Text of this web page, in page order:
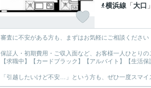
横浜線 「大口
審査に不安がある方も、まずはお気軽にご相談ください
保証人・初期費用・ご収入面など、お客様一人ひとりの
【求職中】【カードブラック】【アルバイト】【生活
「引越したいけど不安…」という方も、ぜひ一度スマ